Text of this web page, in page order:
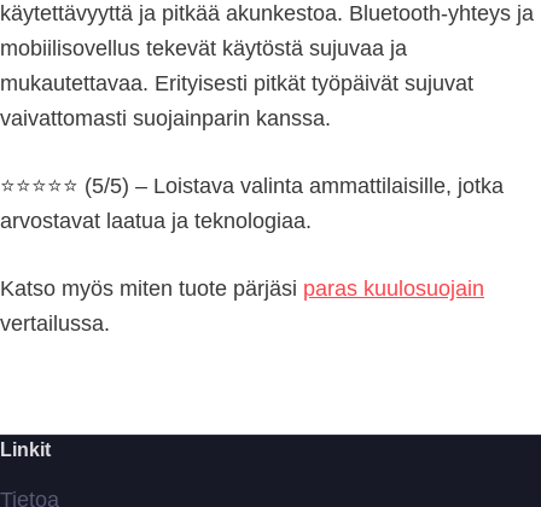
käytettävyyttä ja pitkää akunkestoa. Bluetooth-yhteys ja
mobiilisovellus tekevät käytöstä sujuvaa ja
mukautettavaa. Erityisesti pitkät työpäivät sujuvat
vaivattomasti suojainparin kanssa.
⭐️⭐️⭐️⭐️⭐️ (5/5) – Loistava valinta ammattilaisille, jotka
arvostavat laatua ja teknologiaa.
Katso myös miten tuote pärjäsi paras kuulosuojain
vertailussa.
Linkit
Tietoa